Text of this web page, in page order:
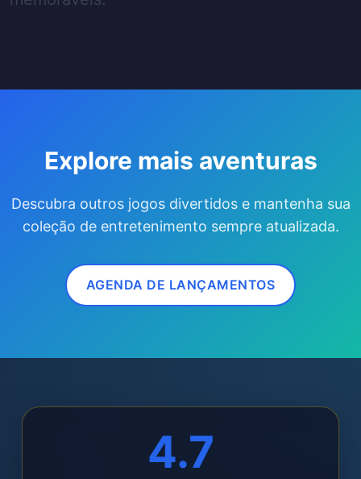
Explore mais aventuras
Descubra outros jogos divertidos e mantenha sua
coleção de entretenimento sempre atualizada.
AGENDA DE LANÇAMENTOS
4.7